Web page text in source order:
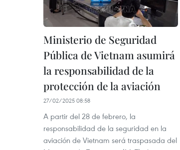
Ministerio de Seguridad
Pública de Vietnam asumirá
la responsabilidad de la
protección de la aviación
27/02/2025 08:58
A partir del 28 de febrero, la
responsabilidad de la seguridad en la
aviación de Vietnam será traspasada del